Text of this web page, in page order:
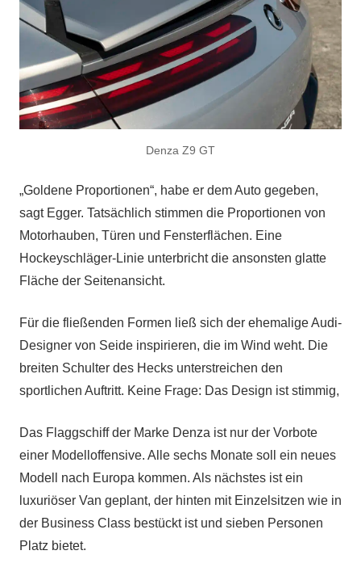
Denza Z9 GT
„Goldene Proportionen“, habe er dem Auto gegeben,
sagt Egger. Tatsächlich stimmen die Proportionen von
Motorhauben, Türen und Fensterflächen. Eine
Hockeyschläger-Linie unterbricht die ansonsten glatte
Fläche der Seitenansicht.
Für die fließenden Formen ließ sich der ehemalige Audi-
Designer von Seide inspirieren, die im Wind weht. Die
breiten Schulter des Hecks unterstreichen den
sportlichen Auftritt. Keine Frage: Das Design ist stimmig,
Das Flaggschiff der Marke Denza ist nur der Vorbote
einer Modelloffensive. Alle sechs Monate soll ein neues
Modell nach Europa kommen. Als nächstes ist ein
luxuriöser Van geplant, der hinten mit Einzelsitzen wie in
der Business Class bestückt ist und sieben Personen
Platz bietet.